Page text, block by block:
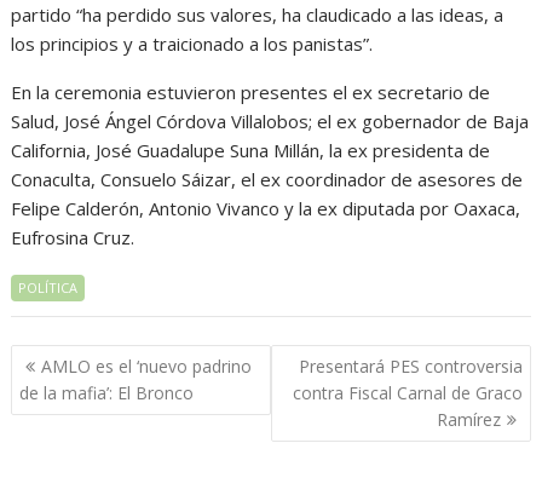
partido “ha perdido sus valores, ha claudicado a las ideas, a
los principios y a traicionado a los panistas”.
En la ceremonia estuvieron presentes el ex secretario de
Salud, José Ángel Córdova Villalobos; el ex gobernador de Baja
California, José Guadalupe Suna Millán, la ex presidenta de
Conaculta, Consuelo Sáizar, el ex coordinador de asesores de
Felipe Calderón, Antonio Vivanco y la ex diputada por Oaxaca,
Eufrosina Cruz.
POLÍTICA
Navegación
de
entradas
AMLO es el ‘nuevo padrino
de la mafia’: El Bronco
Presentará PES controversia
contra Fiscal Carnal de Graco
Ramírez